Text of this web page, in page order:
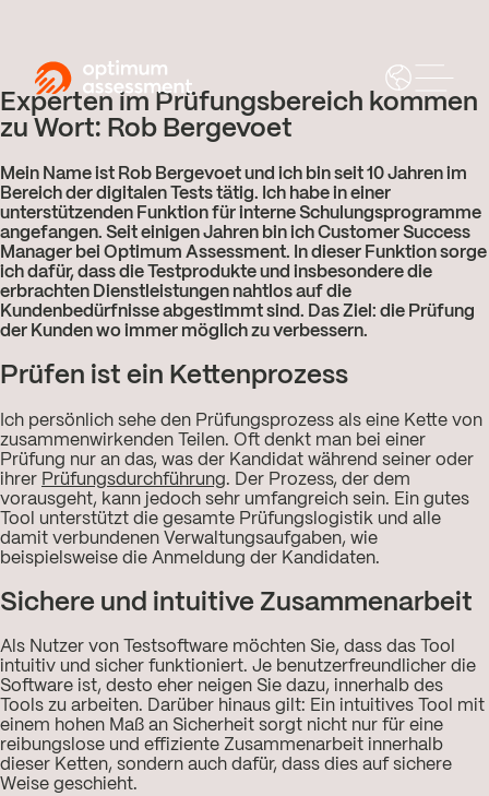
Experten im Prüfungsbereich kommen
zu Wort: Rob Bergevoet
Mein Name ist Rob Bergevoet und ich bin seit 10 Jahren im
Bereich der digitalen Tests tätig. Ich habe in einer
unterstützenden Funktion für interne Schulungsprogramme
angefangen. Seit einigen Jahren bin ich Customer Success
Manager bei Optimum Assessment. In dieser Funktion sorge
ich dafür, dass die Testprodukte und insbesondere die
erbrachten Dienstleistungen nahtlos auf die
Kundenbedürfnisse abgestimmt sind. Das Ziel: die Prüfung
der Kunden wo immer möglich zu verbessern.
Prüfen ist ein Kettenprozess
Ich persönlich sehe den Prüfungsprozess als eine Kette von
zusammenwirkenden Teilen. Oft denkt man bei einer
Prüfung nur an das, was der Kandidat während seiner oder
ihrer Prüfungsdurchführung. Der Prozess, der dem
vorausgeht, kann jedoch sehr umfangreich sein. Ein gutes
Tool unterstützt die gesamte Prüfungslogistik und alle
damit verbundenen Verwaltungsaufgaben, wie
beispielsweise die Anmeldung der Kandidaten.
Sichere und intuitive Zusammenarbeit
Als Nutzer von Testsoftware möchten Sie, dass das Tool
intuitiv und sicher funktioniert. Je benutzerfreundlicher die
Software ist, desto eher neigen Sie dazu, innerhalb des
Tools zu arbeiten. Darüber hinaus gilt: Ein intuitives Tool mit
einem hohen Maß an Sicherheit sorgt nicht nur für eine
reibungslose und effiziente Zusammenarbeit innerhalb
dieser Ketten, sondern auch dafür, dass dies auf sichere
Weise geschieht.